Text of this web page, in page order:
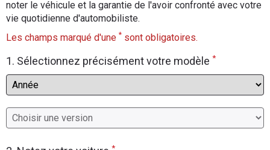
Flottes
Auto
noter le véhicule et la garantie de l'avoir confronté avec votre
vie quotidienne d'automobiliste.
Les champs marqué d'une * sont obligatoires.
1. Sélectionnez précisément votre modèle *
*